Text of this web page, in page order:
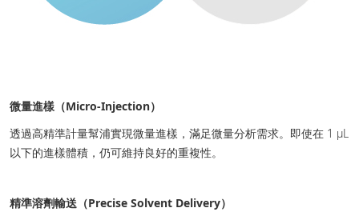
微量進樣（Micro-Injection）
透過高精準計量幫浦實現微量進樣，滿足微量分析需求。即使在 1 µL
以下的進樣體積，仍可維持良好的重複性。
精準溶劑輸送（Precise Solvent Delivery）